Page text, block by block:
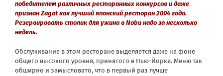
победителем различных ресторанных конкурсов и даже
признан Zagat как лучший японский ресторан 2004 года.
Резервировать столик для ужина в Nobu надо за несколько
недель.
Обслуживание в этом ресторане выделяется даже на фоне
общего высокого уровня, принятого в Нью-Йорке. Меню так
обширно и замысловато, что в первый раз лучше